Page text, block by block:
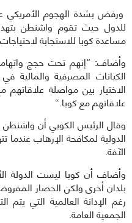
ورفض بشدة الهجوم الأمريكي
للدول حيث تقوم واشنطن
مساعدة كوبا للاستجابة
وأضاف: “إنهم تحت حجج
الكيانات المصرفية والمالية
الاختيار بين مواصلة
علاقاتهم مع كوبا“.
وقال الرئيس الكوبي أن
الدولية لمكافحة الإرهاب
الآفة.
وأضاف أن كوبا ليست الدولة
بلدان أخرى ولكن الحصار
رغم الإدانة العالمية التي
الجمعية العامة.